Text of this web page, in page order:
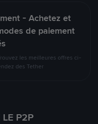
- Achetez et
de paiement
les meilleures offres ci-
des Tether
P2P